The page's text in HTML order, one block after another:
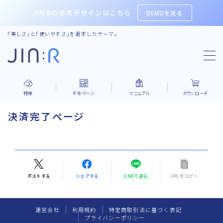
JIN:Rの参考デザインはこちら DEMOを見る
「美しさ」と「使いやすさ」を追求したテーマ。
DEMOサイト DEMO Collection
マニュアル Manual
フォーラム Forum
コミュニティ Community
アフィリエイト affiliate
特徴 デモページ マニュアル ダウンロード
決済完了ページ
ポストする シェアする LINEで送る URLをコピー
運営会社 利用規約
特定商取引法に基づく表記
プライバシーポリシー